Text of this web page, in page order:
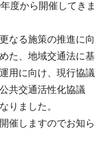
度から開催してきま
なる施策の推進に向
た、地域交通法に基
用に向け、現行協議
共交通活性化協議
りました。
催しますのでお知ら